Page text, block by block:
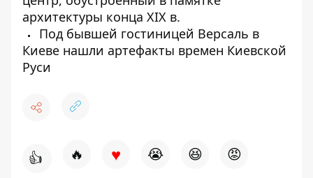
архитектуры конца XIX в.
Под бывшей гостиницей Версаль в
Киеве нашли артефакты времен Киевской
Руси
👍 🔥 ♥ 😭 😆 😡